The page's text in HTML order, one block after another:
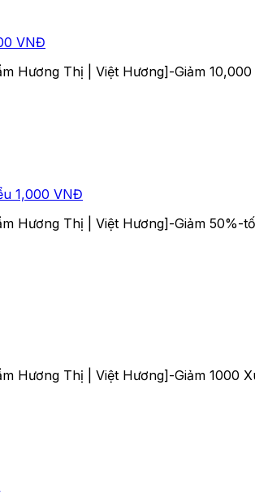
VNĐ
Hương Thị | Việt Hương]-Giảm
1,000 VNĐ
Hương Thị | Việt Hương]-Giảm
Hương Thị | Việt Hương]-Giảm 1000